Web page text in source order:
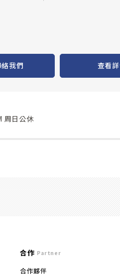
我們 查看
周日公休
合作 Partner
合作夥伴